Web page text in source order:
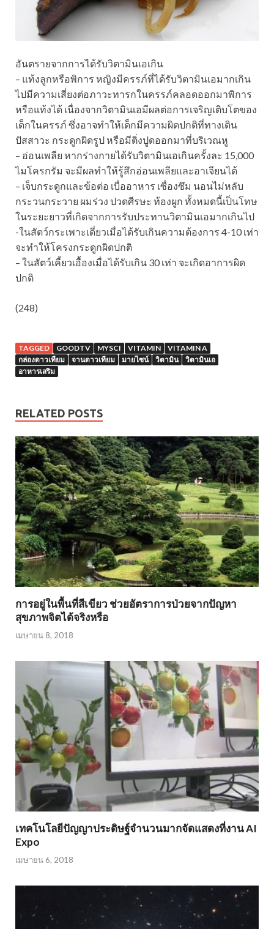
อันตรายจากการได้รับวิตามินเอเกิน
– แท้งลูกหรือพิการ หญิงมีครรภ์ที่ได้รับวิตามินเอมากเกิน
ไปมีความเสี่ยงต่อภาวะทารกในครรภ์คลอดออกมาพิการ
หรือแท้งได้ เนื่องจากวิตามินเอมีผลต่อการเจริญเติบโตของ
เด็กในครรภ์ ซึ่งอาจทำให้เด็กมีความผิดปกติที่ทางเดิน
ปัสสาวะ กระดูกผิดรูป หรือมีติ่งปูดออกมาที่บริเวณหู
– อ่อนเพลีย หากร่างกายได้รับวิตามินเอเกินครั้งละ 15,000
ไมโครกรัม จะมีผลทำให้รู้สึกอ่อนเพลียและอาเจียนได้
– เจ็บกระดูกและข้อต่อ เบื่ออาหาร เซื่องซึม นอนไม่หลับ
กระวนกระวาย ผมร่วง ปวดศีรษะ ท้องผูก ทั้งหมดนี้เป็นโทษ
ในระยะยาวที่เกิดจากการรับประทานวิตามินเอมากเกินไป
-ในสัตว์กระเพาะเดี่ยวเมื่อได้รับเกินความต้องการ 4-10 เท่า
จะทำให้โครงกระดูกผิดปกติ
– ในสัตว์เคี้ยวเอื้องเมื่อได้รับเกิน 30 เท่า จะเกิดอาการผิด
ปกติ
(248)
TAGGED GOODTV MYSCI VITAMIN
VITAMIN A
กล่องดาวเทียม
จานดาวเทียม มายไซน์ วิตามิน
วิตามินเอ
อาหารเสริม
RELATED POSTS
การอยู่ในพื้นที่สีเขียว ช่วยอัตราการป่วยจากปัญหา
สุขภาพจิตได้จริงหรือ
เมษายน 8, 2018
เทคโนโลยีปัญญาประดิษฐ์จำนวนมากจัดแสดงที่งาน AI
Expo
เมษายน 6, 2018